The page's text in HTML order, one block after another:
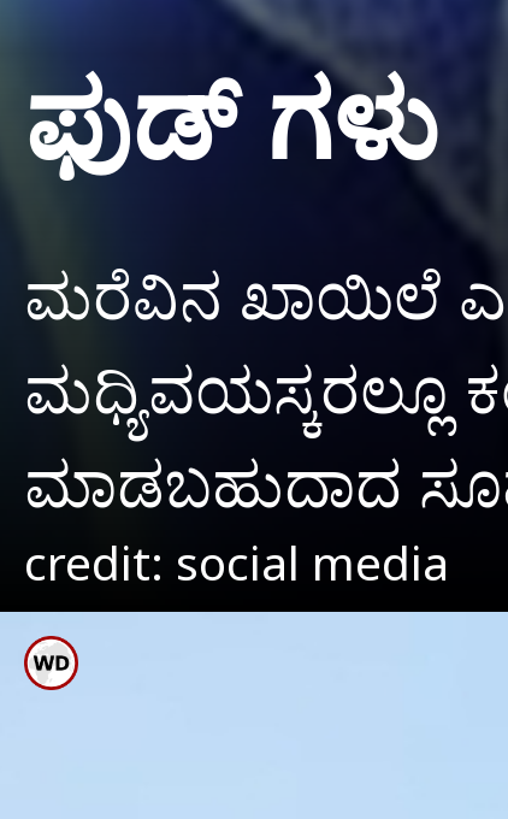
ಫುಡ್ ಗಳು
ಮರೆವಿನ ಖಾಯಿಲೆ
ಮಧ್ಯಿವಯಸ್ಕರಲ್ಲೂ
ಮಾಡಬಹುದಾದ
credit: social media